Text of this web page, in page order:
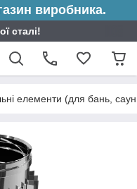
виробника.
сталі!
елементи (для бань, саун